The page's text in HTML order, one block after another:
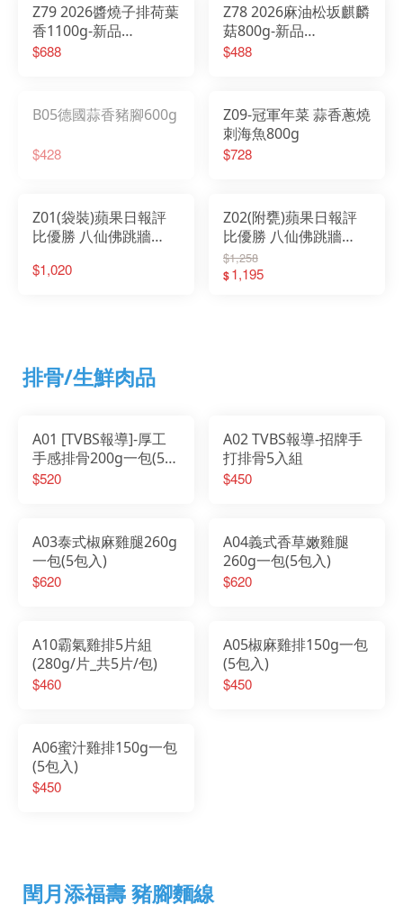
Z79 2026醬燒子排荷葉
香1100g-新品
2026/01/20開始出貨
$688
Z78 2026麻油松坂麒麟
菇800g-新品
2026/01/20 開始出貨
$488
B05德國蒜香豬腳600g
$428
Z09-冠軍年菜 蒜香蔥燒
刺海魚800g
$728
Z01(袋裝)蘋果日報評
比優勝 八仙佛跳牆
訪
$1,020
Z02(附甕)蘋果日報評
比優勝 八仙佛跳牆
2500g
$1,258
$1,195
排骨/生鮮肉品
A01 [TVBS報導]-厚工
手感排骨200g一包(5包
入)
$520
A02 TVBS報導-招牌手
打排骨5入組
$450
A03泰式椒麻雞腿260g
一包(5包入)
$620
A04義式香草嫩雞腿
260g一包(5包入)
$620
A10霸氣雞排5片組
(280g/片_共5片/包)
$460
A05椒麻雞排150g一包
(5包入)
$450
A06蜜汁雞排150g一包
(5包入)
$450
閏月添福壽 豬腳麵線